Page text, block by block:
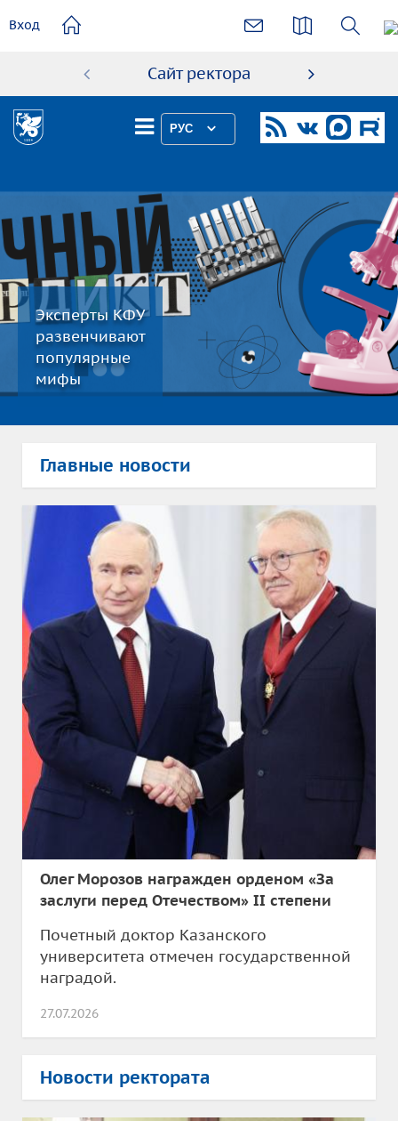
содержанию
Вход
Сайт ректора
РУС
Эксперты КФУ
развенчивают
популярные
мифы
Главные новости
Олег Морозов награжден орденом «За
заслуги перед Отечеством» II степени
Почетный доктор Казанского
университета отмечен государственной
наградой.
27.07.2026
Новости ректората